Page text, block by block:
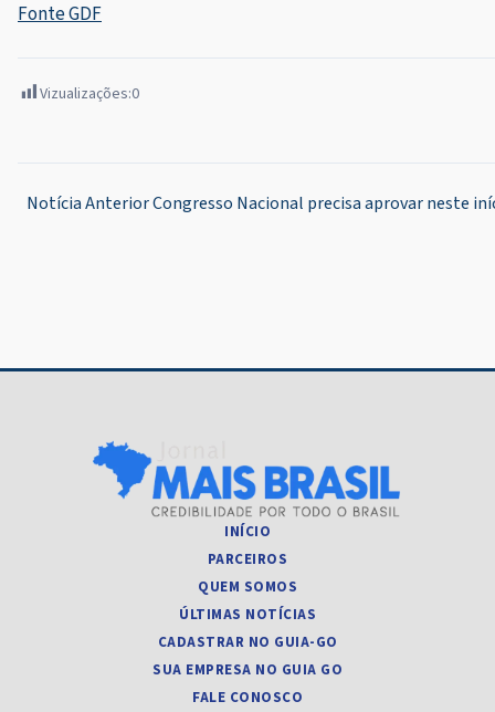
Fonte GDF
Vizualizações:0
Navegação
Notícia AnteriorCongresso Nacional precisa aprovar neste
INÍCIO
PARCEIROS
QUEM SOMOS
ÚLTIMAS NOTÍCIAS
CADASTRAR NO GUIA-GO
SUA EMPRESA NO GUIA GO
FALE CONOSCO